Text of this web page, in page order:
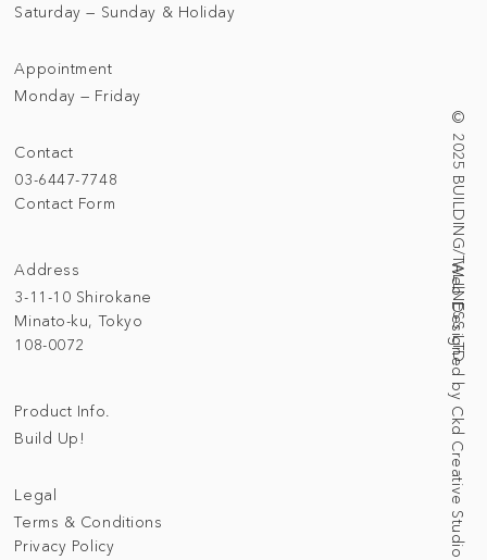
Address
3-11-10 Shirokane
Minato-ku, Tokyo
108-0072
© 2025 BUILDING/TALLNESS LTD.
Web Designed by Ckd Creative Studio
Contact
03-6447-7748
Contact Form
Saturday — Sunday & Holiday
Appointment
Monday — Friday
Legal
Terms & Conditions
Privacy Policy
Product Info.
Build Up!